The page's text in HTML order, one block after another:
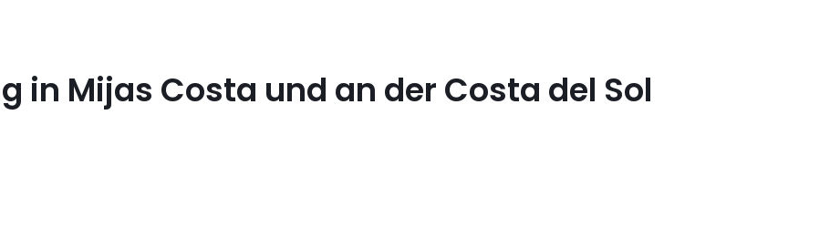
in Mijas Costa und an der Costa del Sol